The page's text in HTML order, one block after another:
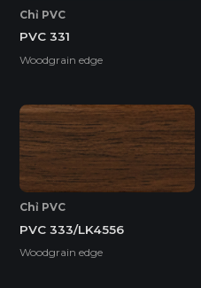
Chỉ PVC
PVC 331
Woodgrain edge
Chỉ PVC
PVC 333/LK4556
Woodgrain edge